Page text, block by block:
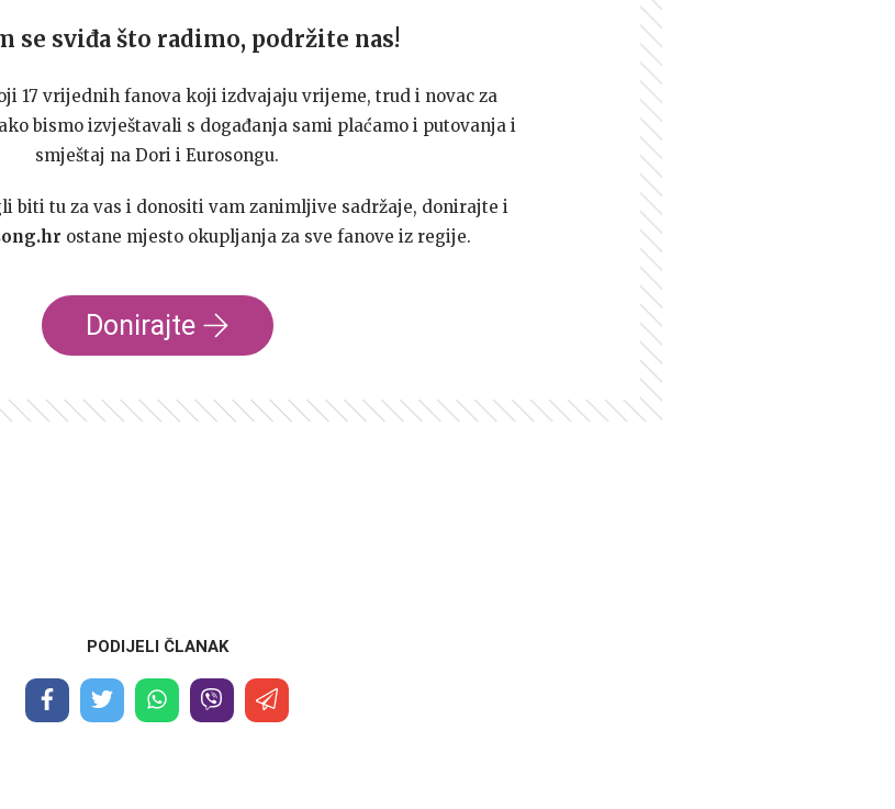
se sviđa što radimo, podržite nas!
17 vrijednih fanova koji izdvajaju vrijeme, trud i novac za
bismo izvještavali s događanja sami plaćamo i putovanja i
smještaj na Dori i Eurosongu.
biti tu za vas i donositi vam zanimljive sadržaje, donirajte i
ostane mjesto okupljanja za sve fanove iz regije.
Donirajte
PODIJELI ČLANAK